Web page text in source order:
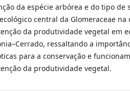
da espécie arbórea e do tipo de
central da Glomeraceae
da produtividade vegetal em
ressaltando a
para a conservação e
da produtividade vegetal.